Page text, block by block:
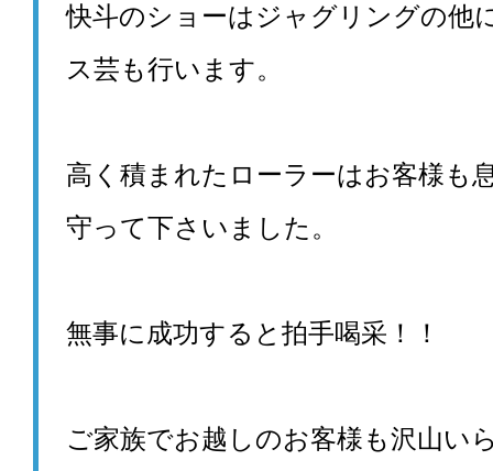
快斗のショーはジャグリングの他
ス芸も行います。
高く積まれたローラーはお客様も
守って下さいました。
無事に成功すると拍手喝采！！
ご家族でお越しのお客様も沢山い